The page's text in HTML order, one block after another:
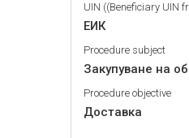
UIN ((Beneficiary UIN
ЕИК
Procedure subject
Закупуване на
Procedure objective
Доставка